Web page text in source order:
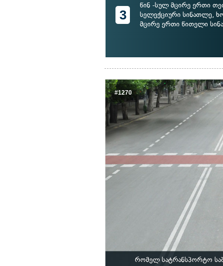
3
წინ -სულ მცირე ერთი
სელექციური სინათლე,
მცირე ერთი წითელი
#1270
რომელ სატრანსპორტო